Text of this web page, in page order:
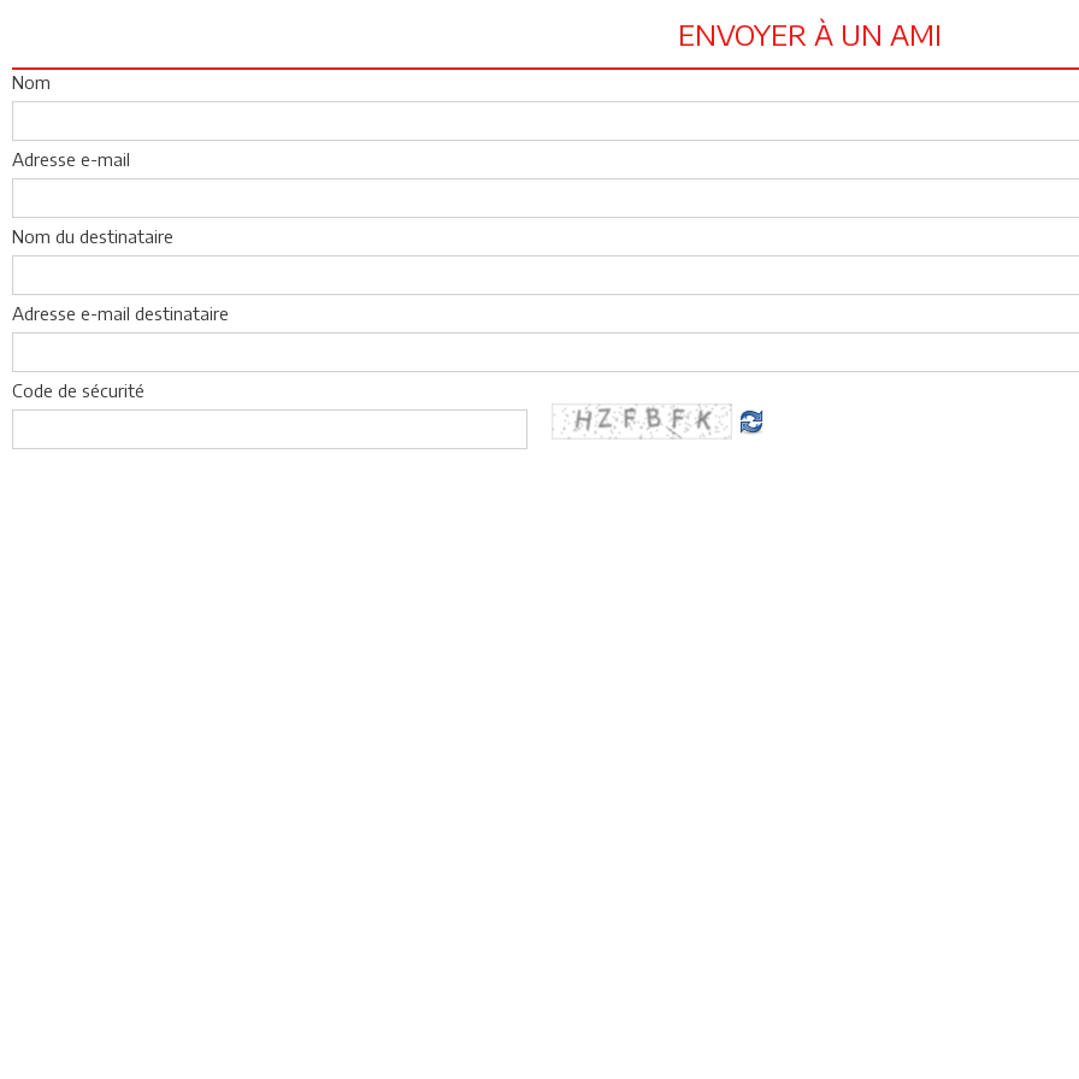
ENVOYER À UN AMI
Nom
Adresse e-mail
Nom du destinataire
Adresse e-mail destinataire
Code de sécurité